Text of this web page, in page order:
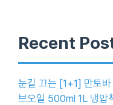
Recent
눈길 끄는 [1+1] 만토
브오일 500ml 1L 냉압